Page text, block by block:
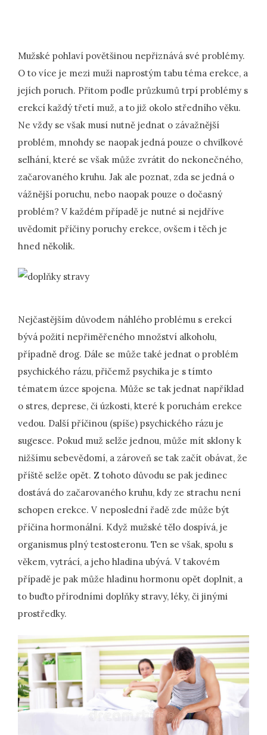
Mužské pohlaví povětšinou nepřiznává své problémy.
O to více je mezi muži naprostým tabu téma erekce, a
jejích poruch. Přitom podle průzkumů trpí problémy s
erekcí každý třetí muž, a to již okolo středního věku.
Ne vždy se však musí nutně jednat o závažnější
problém, mnohdy se naopak jedná pouze o chvilkové
selhání, které se však může zvrátit do nekonečného,
začarovaného kruhu. Jak ale poznat, zda se jedná o
vážnější poruchu, nebo naopak pouze o dočasný
problém? V každém případě je nutné si nejdříve
uvědomit příčiny poruchy erekce, ovšem i těch je
hned několik.
Nejčastějším důvodem náhlého problému s erekcí
bývá požití nepřiměřeného množství alkoholu,
případně drog. Dále se může také jednat o problém
psychického rázu, přičemž psychika je s tímto
tématem úzce spojena. Může se tak jednat například
o stres, deprese, či úzkosti, které k poruchám erekce
vedou. Další příčinou (spíše) psychického rázu je
sugesce. Pokud muž selže jednou, může mít sklony k
nižšímu sebevědomí, a zároveň se tak začít obávat, že
příště selže opět. Z tohoto důvodu se pak jedinec
dostává do začarovaného kruhu, kdy ze strachu není
schopen erekce. V neposlední řadě zde může být
příčina hormonální. Když mužské tělo dospívá, je
organismus plný testosteronu. Ten se však, spolu s
věkem, vytrácí, a jeho hladina ubývá. V takovém
případě je pak může hladinu hormonu opět doplnit, a
to buďto přírodními doplňky stravy, léky, či jinými
prostředky.